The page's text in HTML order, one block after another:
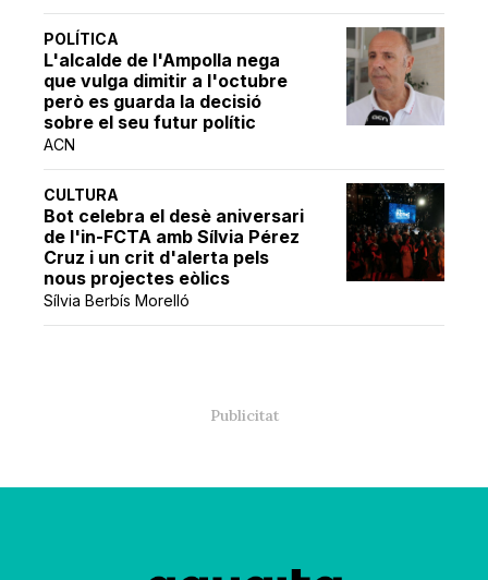
POLÍTICA
L'alcalde de l'Ampolla nega
que vulga dimitir a l'octubre
però es guarda la decisió
sobre el seu futur polític
ACN
CULTURA
Bot celebra el desè aniversari
de l'in-FCTA amb Sílvia Pérez
Cruz i un crit d'alerta pels
nous projectes eòlics
Sílvia Berbís Morelló